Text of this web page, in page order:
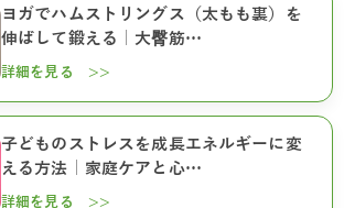
ヨガでハムストリングス（太もも裏）を
伸ばして鍛える｜大臀筋…
詳細を見る >>
子どものストレスを成長エネルギーに変
える方法｜家庭ケアと心…
詳細を見る >>